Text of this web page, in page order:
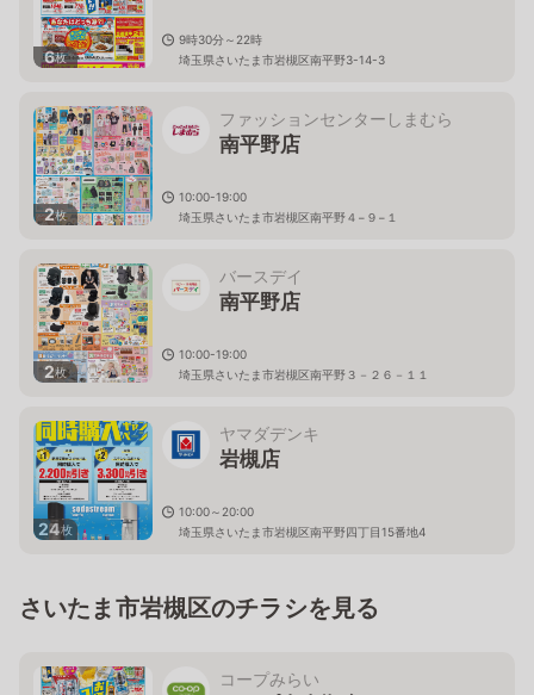
6枚
9時30分～22時
埼玉県さいたま市岩槻区南平野3-14-3
2枚
ファッションセンターしまむら
南平野店
10:00-19:00
埼玉県さいたま市岩槻区南平野４−９−１
2枚
バースデイ
南平野店
10:00-19:00
埼玉県さいたま市岩槻区南平野３－２６－１１
24枚
ヤマダデンキ
岩槻店
10:00～20:00
埼玉県さいたま市岩槻区南平野四丁目15番地4
さいたま市岩槻区のチラシを見る
コープみらい